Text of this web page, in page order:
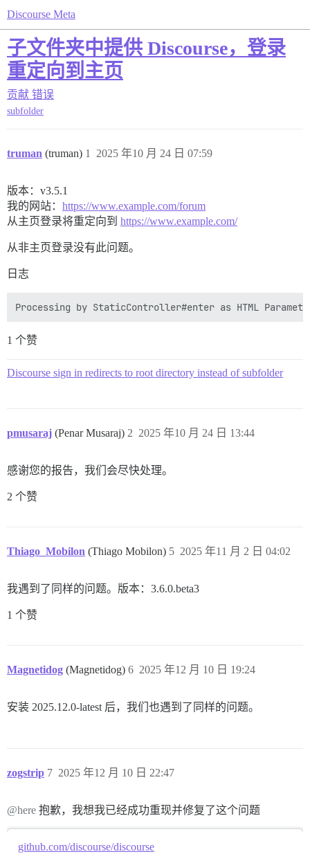
Discourse Meta
子文件夹中提供 Discourse，登录
重定向到主页
贡献 错误
subfolder
truman (truman) 2025 年10 月 24 日 07:59
1
版本：v3.5.1
我的网站： https://www.example.com/forum
从主页登录将重定向到 https://www.example.com/
从非主页登录没有此问题。
日志
1 个赞
Discourse sign in redirects to root directory instead of subfolder
pmusaraj (Penar Musaraj) 2025 年10 月 24 日 13:44
2
感谢您的报告，我们会尽快处理。
2 个赞
Thiago_Mobilon (Thiago Mobilon) 2025 年11 月 2 日 04:02
5
我遇到了同样的问题。版本：3.6.0.beta3
1 个赞
Magnetidog (Magnetidog) 2025 年12 月 10 日 19:24
6
安装 2025.12.0-latest 后，我们也遇到了同样的问题。
zogstrip 2025 年12 月 10 日 22:47
7
@here 抱歉，我想我已经成功重现并修复了这个问题
github.com/discourse/discourse